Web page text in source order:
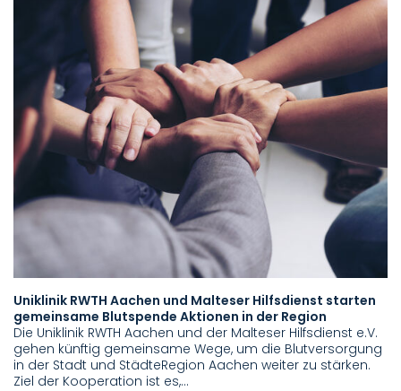
Uniklinik RWTH Aachen und Malteser Hilfsdienst starten
gemeinsame Blutspende Aktionen in der Region
Die Uniklinik RWTH Aachen und der Malteser Hilfsdienst e.V.
gehen künftig gemeinsame Wege, um die Blutversorgung
in der Stadt und StädteRegion Aachen weiter zu stärken.
Ziel der Kooperation ist es,…